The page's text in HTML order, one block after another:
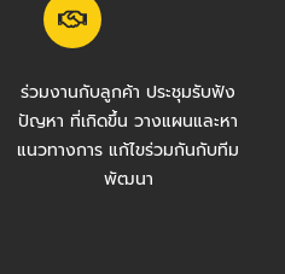
ร่วมงานกับลูกค้า ประชุมรับฟัง
ปัญหา ที่เกิดขึ้น วางแผนและหา
แนวทางการ แก้ไขร่วมกันกับทีม
พัฒนา